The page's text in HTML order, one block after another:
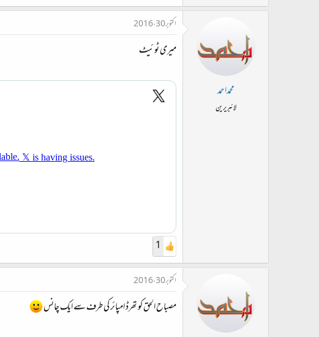
محمداحمد
لائبریرین
اکتوبر 30، 2016
میری ٹوئیٹ
1
اکتوبر 30، 2016
مصباح الحق کو تھرڈ امپائر کی طرف سے ایک چانس